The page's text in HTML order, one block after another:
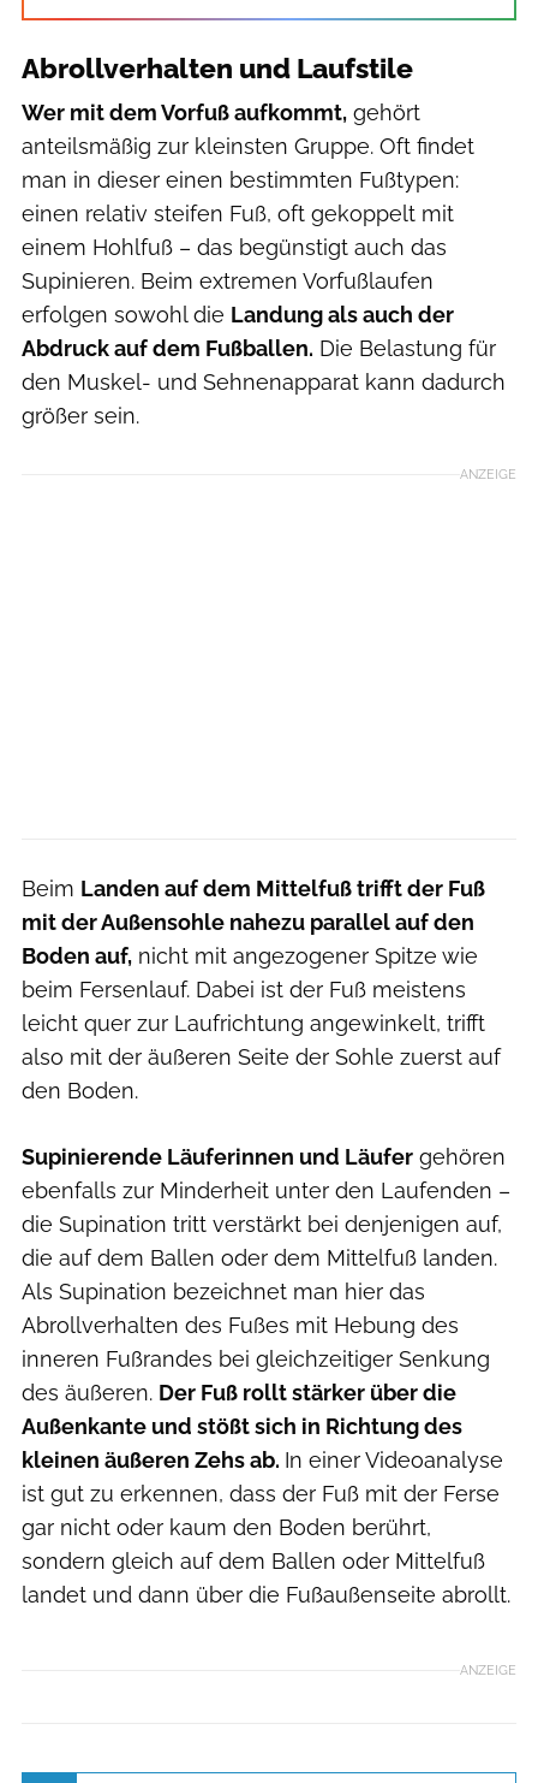
Abrollverhalten und Laufstile
Wer mit dem Vorfuß aufkommt, gehört
anteilsmäßig zur kleinsten Gruppe. Oft findet
man in dieser einen bestimmten Fußtypen:
einen relativ steifen Fuß, oft gekoppelt mit
einem Hohlfuß – das begünstigt auch das
Supinieren. Beim extremen Vorfußlaufen
erfolgen sowohl die Landung als auch der
Abdruck auf dem Fußballen. Die Belastung für
den Muskel- und Sehnenapparat kann dadurch
größer sein.
ANZEIGE
Beim Landen auf dem Mittelfuß trifft der Fuß
mit der Außensohle nahezu parallel auf den
Boden auf, nicht mit angezogener Spitze wie
beim Fersenlauf. Dabei ist der Fuß meistens
leicht quer zur Laufrichtung angewinkelt, trifft
also mit der äußeren Seite der Sohle zuerst auf
den Boden.
Supinierende Läuferinnen und Läufer gehören
ebenfalls zur Minderheit unter den Laufenden –
die Supination tritt verstärkt bei denjenigen auf,
die auf dem Ballen oder dem Mittelfuß landen.
Als Supination bezeichnet man hier das
Abrollverhalten des Fußes mit Hebung des
inneren Fußrandes bei gleichzeitiger Senkung
des äußeren. Der Fuß rollt stärker über die
Außenkante und stößt sich in Richtung des
kleinen äußeren Zehs ab. In einer Videoanalyse
ist gut zu erkennen, dass der Fuß mit der Ferse
gar nicht oder kaum den Boden berührt,
sondern gleich auf dem Ballen oder Mittelfuß
landet und dann über die Fußaußenseite abrollt.
ANZEIGE